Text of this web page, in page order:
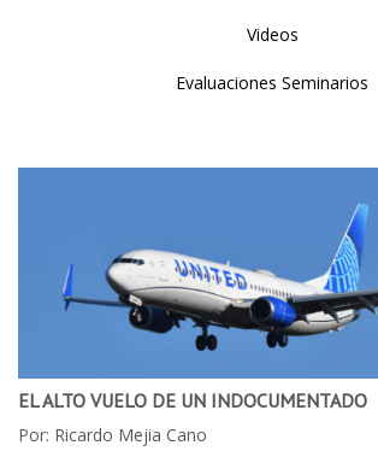
Videos
Evaluaciones Seminarios
EL ALTO VUELO DE UN INDOCUMENTADO
Por: Ricardo Mejia Cano